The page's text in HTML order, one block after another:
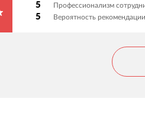
5 Профессионализм
5 Вероятность рекомендации